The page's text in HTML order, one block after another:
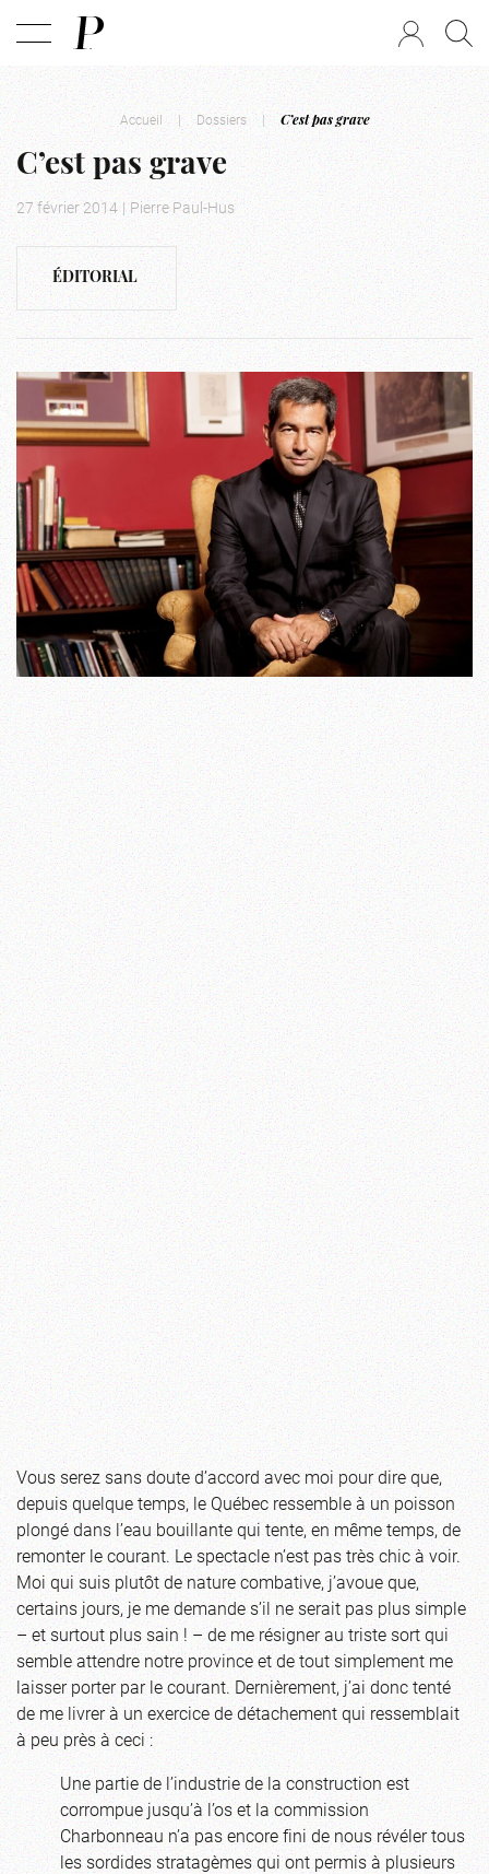
Accueil | Dossiers | C’est pas grave
C’est pas grave
27 février 2014 | Pierre Paul-Hus
ÉDITORIAL
Vous serez sans doute d’accord avec moi pour dire que,
depuis quelque temps, le Québec ressemble à un poisson
plongé dans l’eau bouillante qui tente, en même temps, de
remonter le courant. Le spectacle n’est pas très chic à voir.
Moi qui suis plutôt de nature combative, j’avoue que,
certains jours, je me demande s’il ne serait pas plus simple
– et surtout plus sain ! – de me résigner au triste sort qui
semble attendre notre province et de tout simplement me
laisser porter par le courant. Dernièrement, j’ai donc tenté
de me livrer à un exercice de détachement qui ressemblait
à peu près à ceci :
Une partie de l’industrie de la construction est
corrompue jusqu’à l’os et la commission
Charbonneau n’a pas encore fini de nous révéler tous
les sordides stratagèmes qui ont permis à plusieurs